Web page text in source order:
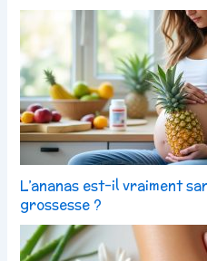
L’ananas est-il vraiment
grossesse ?